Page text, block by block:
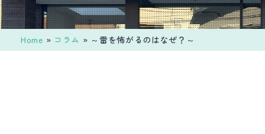
ッ
プ
物
医
療
Home » コラム » ～雷を怖がるのはなぜ？～